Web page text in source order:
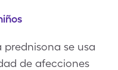
prednisona se usa
de afecciones